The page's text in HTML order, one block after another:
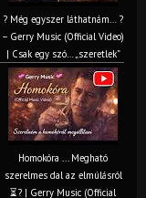
? Még egyszer láthatnám… ?
– Gerry Music (Official Video)
| Csak egy szó… „szeretlek”
Homokóra ... Megható
szerelmes dal az elmúlásról
⏳? | Gerry Music (Official